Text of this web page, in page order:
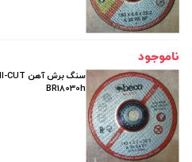
ناموجود
BR18030h